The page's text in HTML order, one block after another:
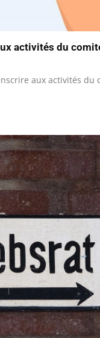
activités du
aux activités du